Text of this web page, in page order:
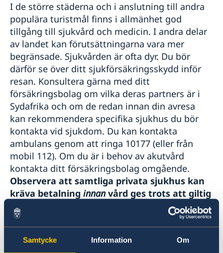
Samtycke Information Om
I de större städerna och i anslutning till andra
populära turistmål finns i allmänhet god
tillgång till sjukvård och medicin. I andra delar
av landet kan förutsättningarna vara mer
begränsade. Sjukvården är ofta dyr. Du bör
därför se över ditt sjukförsäkringsskydd inför
resan. Konsultera gärna med ditt
försäkringsbolag om vilka deras partners är i
Sydafrika och om de redan innan din avresa
kan rekommendera specifika sjukhus du bör
kontakta vid sjukdom. Du kan kontakta
ambulans genom att ringa 10177 (eller från
mobil 112). Om du är i behov av akutvård
kontakta ditt försäkringsbolag omgående.
Observera att samtliga privata sjukhus kan
kräva betalning innanvård ges trots att giltig
försäkring finns. Ha alltid med ett
kredit/bankkort som kan täcka nödvändig
vård.